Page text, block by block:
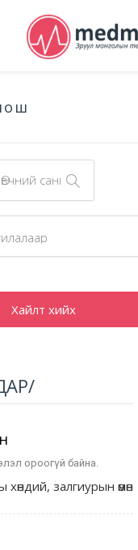
Хайлт хийх
ороогүй байна.
залгиурын өмөн